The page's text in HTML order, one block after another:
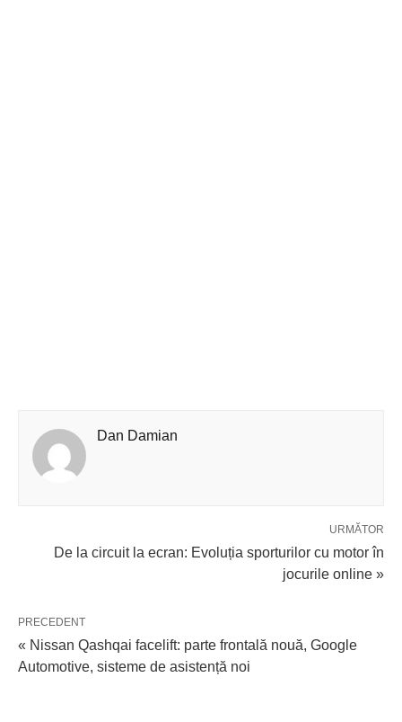
Dan Damian
URMĂTOR
De la circuit la ecran: Evoluția sporturilor cu motor în
jocurile online »
PRECEDENT
« Nissan Qashqai facelift: parte frontală nouă, Google
Automotive, sisteme de asistență noi